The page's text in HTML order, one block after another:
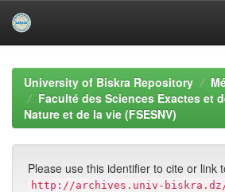
navigationUniversity of Biskra Repository
Faculté des Sciences Exactes et
Nature et de la vie (FSESNV)
Please use this identifier to cite or link
http://archives.univ-biskra.dz/